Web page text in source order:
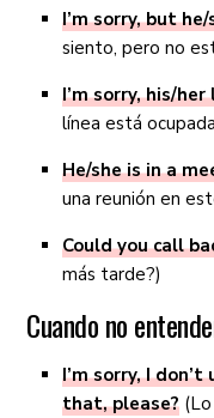
I’m sorry, but
siento, pero no
I’m sorry, his/her
línea está
He/she is in a
una reunión en
Could you call
más tarde?)
Cuando no
I’m sorry, I
that, please?